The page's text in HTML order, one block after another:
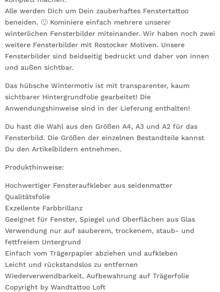
Alle werden Dich um Dein zauberhaftes Fenstertattoo
beneiden. 🙂 Kominiere einfach mehrere unserer
winterlichen Fensterbilder miteinander. Wir haben noch zwei
weitere Fensterbilder mit Rostocker Motiven. Unsere
Fensterbilder sind beidseitig bedruckt und daher von innen
und außen sichtbar.
Das hübsche Wintermotiv ist mit transparenter, kaum
sichtbarer Hintergrundfolie gearbeitet! Die
Anwendungshinweise sind in der Lieferung enthalten!
Du hast die Wahl aus den Größen A4, A3 und A2 für das
Fensterbild. Die Größen der einzelnen Bestandteile kannst
Du den Artikelbildern entnehmen.
Produkthinweise:
Hochwertiger Fensteraufkleber aus seidenmatter
Qualitätsfolie
Exzellente Farbbrillanz
Geeignet für Fenster, Spiegel und Oberflächen aus Glas
Verwendung nur auf sauberem, trockenem, staub- und
fettfreiem Untergrund
Einfach vom Trägerpapier abziehen und aufkleben
Leicht und rückstandslos zu entfernen
Wiederverwendbarkeit, Aufbewahrung auf Trägerfolie
Copyright by Wandtattoo Loft